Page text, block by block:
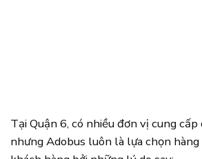
Tại Quận 6, có nhiều đơn vị cung cấp
nhưng Adobus luôn là lựa chọn hàng